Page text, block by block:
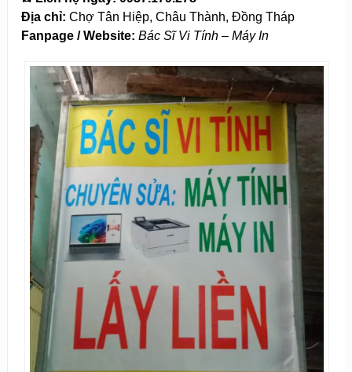
Địa chỉ: Chợ Tân Hiệp, Châu Thành, Đồng Tháp
Fanpage / Website: Bác Sĩ Vi Tính – Máy In